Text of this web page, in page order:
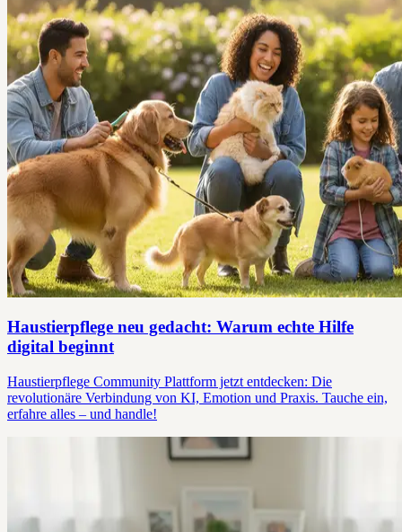
Haustierpflege neu gedacht: Warum echte Hilfe
digital beginnt
Haustierpflege Community Plattform jetzt entdecken: Die
revolutionäre Verbindung von KI, Emotion und Praxis. Tauche ein,
erfahre alles – und handle!